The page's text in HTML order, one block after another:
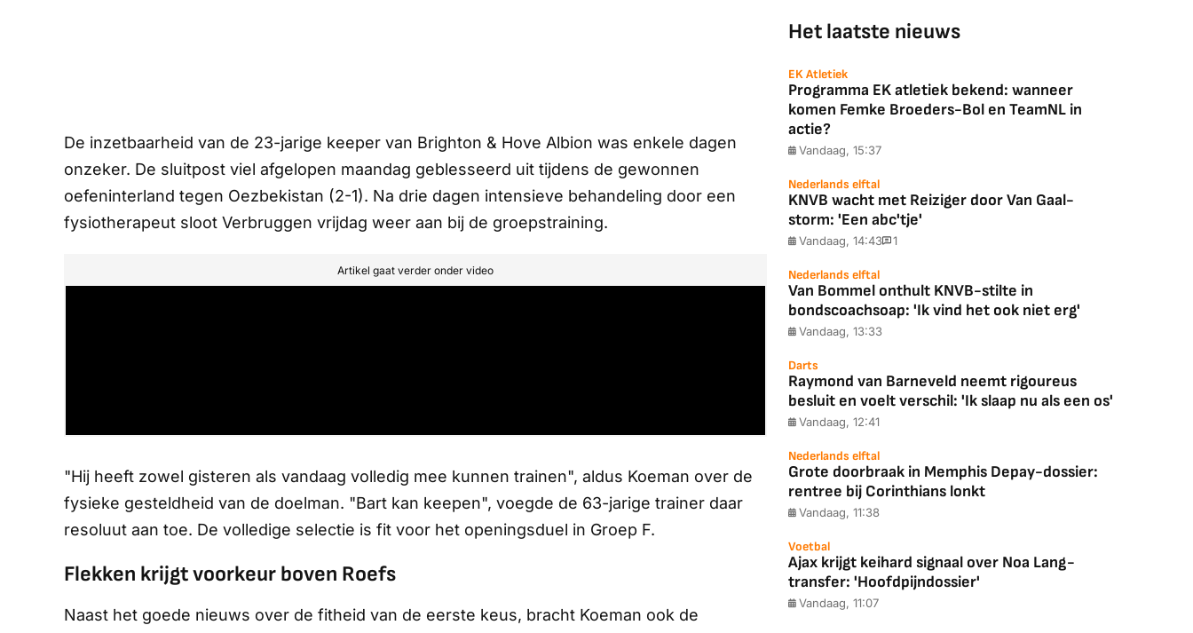
De inzetbaarheid van de 23-jarige keeper van Brighton & Hove Albion was enkele dagen
onzeker. De sluitpost viel afgelopen maandag geblesseerd uit tijdens de gewonnen
oefeninterland tegen Oezbekistan (2-1). Na drie dagen intensieve behandeling door een
fysiotherapeut sloot Verbruggen vrijdag weer aan bij de groepstraining.
Artikel gaat verder onder video
"Hij heeft zowel gisteren als vandaag volledig mee kunnen trainen", aldus Koeman over de
fysieke gesteldheid van de doelman. "Bart kan keepen", voegde de 63-jarige trainer daar
resoluut aan toe. De volledige selectie is fit voor het openingsduel in Groep F.
Flekken krijgt voorkeur boven Roefs
Naast het goede nieuws over de fitheid van de eerste keus, bracht Koeman ook de
Het laatste nieuws
EK Atletiek
Programma EK atletiek bekend: wanneer
komen Femke Broeders-Bol en TeamNL in
actie?
Vandaag, 15:37
Nederlands elftal
KNVB wacht met Reiziger door Van Gaal-
storm: 'Een abc'tje'
Vandaag, 14:43 1
Nederlands elftal
Van Bommel onthult KNVB-stilte in
bondscoachsoap: 'Ik vind het ook niet erg'
Vandaag, 13:33
Darts
Raymond van Barneveld neemt rigoureus
besluit en voelt verschil: 'Ik slaap nu als een os'
Vandaag, 12:41
Nederlands elftal
Grote doorbraak in Memphis Depay-dossier:
rentree bij Corinthians lonkt
Vandaag, 11:38
Voetbal
Ajax krijgt keihard signaal over Noa Lang-
transfer: 'Hoofdpijndossier'
Vandaag, 11:07